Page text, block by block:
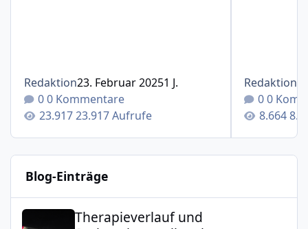
Redaktion23. Februar 20251 J.
0 Kommentare
23.917 Aufrufe
Redaktion
0
Blog-Einträge
Therapieverlauf und Spritzenintervalle mit
Therapieverlauf und